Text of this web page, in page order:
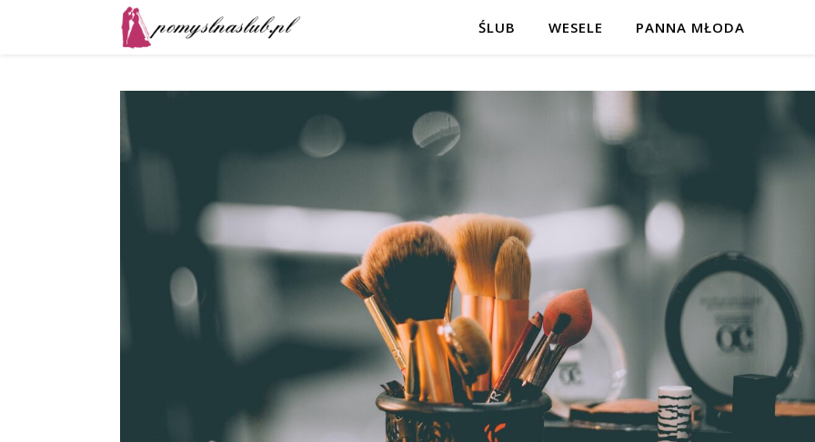
ŚLUB WESELE PANNA MŁODA